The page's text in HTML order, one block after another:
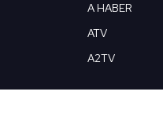
A HABER
ATV
A2TV